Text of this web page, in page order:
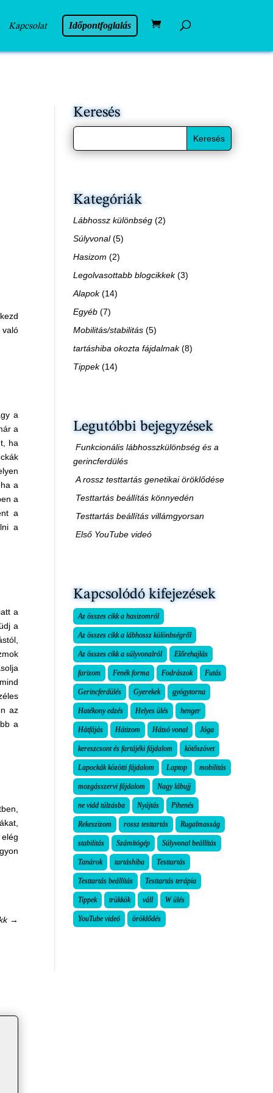
Kapcsolat Időpontfoglalás
a
a
ha
a
a
a
a
a
a
az
a
→
Keresés
Kategóriák
Lábhossz különbség (2)
Súlyvonal(5)
Hasizom (2)
Legolvasottabb blogcikkek(3)
Alapok(14)
Egyéb (7)
Mobilitás/stabilitás (5)
tartáshiba okozta fájdalmak(8)
Tippek(14)
Legutóbbi bejegyzések
Funkcionális lábhosszkülönbség és a
gerincferdülés
A rossz testtartás genetikai öröklődése
Testtartás beállítás könnyedén
Testtartás beállítás villámgyorsan
Első YouTube videó
Kapcsolódó kifejezések
Az összes cikk a hasizomról
Az összes cikk a lábhossz különbségről
Az összes cikk a súlyvonalról Előrehajlás
farizom Fenék forma Fodrászok Futás
Gerincferdülés Gyerekek gyógytorna
Hatékony edzés Helyes ülés henger
Hátfájás Hátizom Hátsó vonal Jóga
kereszcsont és fartájéki fájdalom kötőszövet
Lapockák közötti fájdalom Laptop mobilitás
mozgásszervi fájdalom Nagy lábujj
ne vidd túlzásba Nyújtás Pihenés
Rekeszizom rossz testtartás Rugalmasság
stabilitás Számítógép Súlyvonal beállítás
Tanárok tartáshiba Testtartás
Testtartás beállítás Testtartás terápia
Tippek trükkök váll W ülés
YouTube videó öröklődés